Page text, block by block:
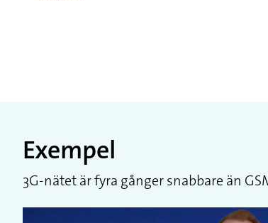
Exempel
3G-nätet är fyra gånger snabbare än